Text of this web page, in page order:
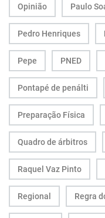
Opinião Paulo
Pedro Henriques
Pepe PNED
Pontapé de penálti
Preparação Física
Quadro de árbitros
Raquel Vaz Pinto
Regional Regra